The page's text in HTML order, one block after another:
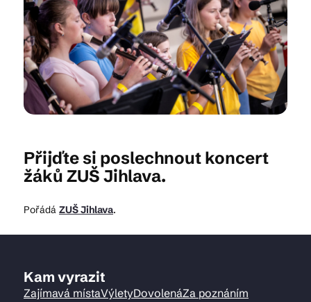
Suvenýry
Praktické info
© 2026 Brána Jihlavy
Přijďte si poslechnout koncert
žáků ZUŠ Jihlava.
Pořádá ZUŠ Jihlava.
Kam vyrazit
Zajímavá místaVýletyDovolenáZa poznáním